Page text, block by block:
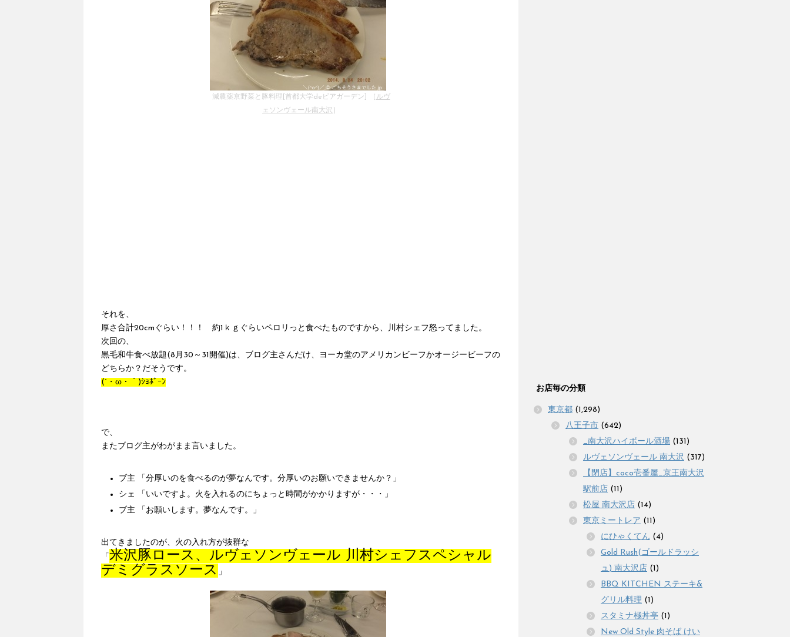
減農薬京野菜と豚料理[首都大学deビアガーデン] ［
ルヴ
ェソンヴェール南大沢
それを、
厚さ合計20cmぐらい！！！ 約1ｋｇぐらいペロリっと食べたものですから、川村シェフ怒ってました。
次回の、
黒毛和牛食べ放題(8月30～31開催)は、ブログ主さんだけ、ヨーカ堂のアメリカンビーフかオージービーフの
どちらか？だそうです。
(´・ω・｀)ｼｮﾎﾞｰﾝ
で、
またブログ主がわがまま言いました。
ブ主 「分厚いのを食べるのが夢なんです。分厚いのお願いできませんか？」
シェ 「いいですよ。火を入れるのにちょっと時間がかかりますが・・・」
ブ主 「お願いします。夢なんです。」
出てきましたのが、火の入れ方が抜群な
「 米沢豚ロース、ルヴェソンヴェール 川村シェフスペシャル
デミグラスソース 」
お店毎の分類
東京都 (1,298)
八王子市 (642)
_南大沢ハイボール酒場 (131)
ルヴェソンヴェール 南大沢 (317)
【閉店】coco壱番屋_京王南大沢
駅前店 (11)
松屋 南大沢店 (14)
東京ミートレア (11)
にひゃくてん (4)
Gold Rush(ゴールドラッシ
ュ) 南大沢店 (1)
BBQ KITCHEN ステーキ&
グリル料理 (1)
スタミナ極丼亭 (1)
New Old Style 肉そば けい